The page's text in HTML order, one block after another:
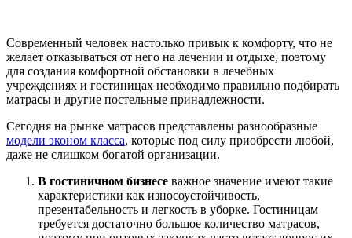
Современный человек настолько привык к комфорту, что не
желает отказываться от него на лечении и отдыхе, поэтому
для создания комфортной обстановки в лечебных
учреждениях и гостиницах необходимо правильно подбирать
матрасы и другие постельные принадлежности.
Сегодня на рынке матрасов представлены разнообразные
модели эконом класса, которые под силу приобрести любой,
даже не слишком богатой организации.
В гостиничном бизнесе важное значение имеют такие
характеристики как износоустойчивость,
презентабельность и легкость в уборке. Гостиницам
требуется достаточно большое количество матрасов,